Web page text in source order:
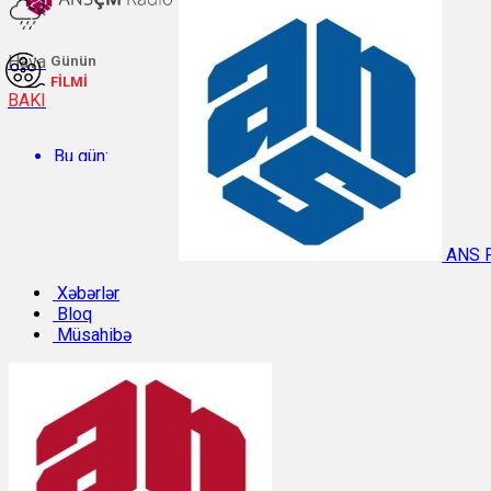
Hava
BAKI
Bu gün:
Temperatur: 32.3°C. Rütubət: 38%.
Sabah:
Günün
FİLMİ
ANS
Xəbərlər
Bloq
Müsahibə